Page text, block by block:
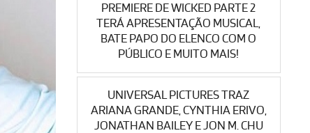
PREMIERE DE WICKED PARTE 2
TERÁ APRESENTAÇÃO MUSICAL,
BATE PAPO DO ELENCO COM O
PÚBLICO E MUITO MAIS!
UNIVERSAL PICTURES TRAZ
ARIANA GRANDE, CYNTHIA ERIVO,
JONATHAN BAILEY E JON M. CHU